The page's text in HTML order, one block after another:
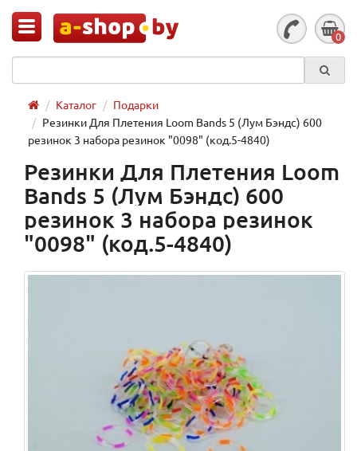
0
Каталог
Подарки
Резинки Для Плетения Loom Bands 5 (Лум Бэндс) 600
резинок 3 набора резинок "0098" (код.5-4840)
Резинки Для Плетения Loom
Bands 5 (Лум Бэндс) 600
резинок 3 набора резинок
"0098" (код.5-4840)